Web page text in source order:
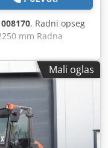
Ukupna dužina: 2330
mm MOTOR:
Ei Dj An Hsf
3600 o/min
ulja: 1,7 l Vrsta
(širina x korak
REZERVOARA:
30 l CENA: 5.500
proizvodnje
008170, Radni opseg
mm Radna
9 kW Broj
An Hef Broj glava
Mali oglas